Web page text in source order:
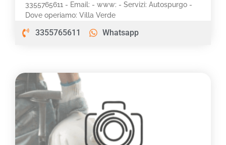
3355765611 - Email: - www: - Servizi: Autospurgo -
Dove operiamo: Villa Verde
3355765611 Whatsapp